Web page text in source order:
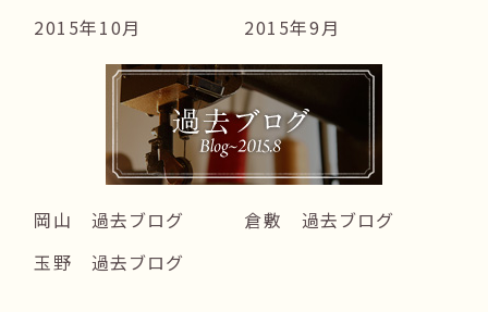
2015年10月
2015年9月
岡山 過去ブログ
倉敷 過去ブログ
玉野 過去ブログ